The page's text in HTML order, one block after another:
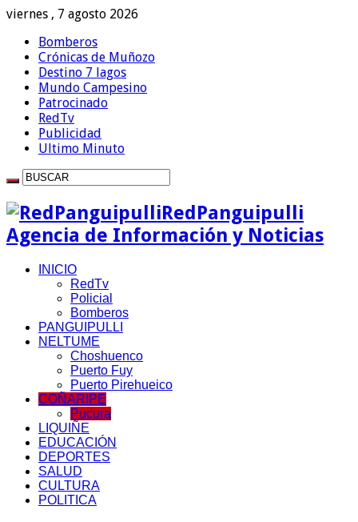
viernes , 7 agosto 2026
Bomberos
Crónicas de Muñozo
Destino 7 lagos
Mundo Campesino
Patrocinado
RedTv
Publicidad
Ultimo Minuto
RedPanguipulli
Agencia de Información y Noticias
INICIO
RedTv
Policial
Bomberos
PANGUIPULLI
NELTUME
Choshuenco
Puerto Fuy
Puerto Pirehueico
COÑARIPE
Pucura
LIQUIÑE
EDUCACIÓN
DEPORTES
SALUD
CULTURA
POLITICA